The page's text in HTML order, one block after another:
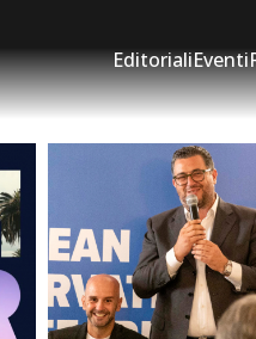
EditorialiEventi